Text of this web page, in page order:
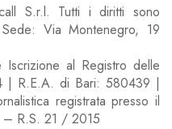
S.r.l. Tutti i diritti sono
Via Montenegro, 19
al Registro delle
| R.E.A. di Bari: 580439 |
registrata presso il
– R.S. 21 / 2015